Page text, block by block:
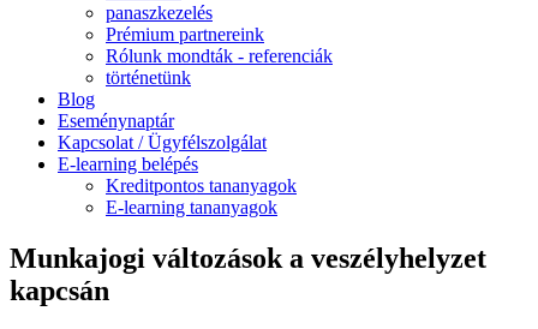
panaszkezelés
Prémium partnereink
Rólunk mondták - referenciák
történetünk
Blog
Eseménynaptár
Kapcsolat / Ügyfélszolgálat
E-learning belépés
Kreditpontos tananyagok
E-learning tananyagok
Munkajogi változások a veszélyhelyzet
kapcsán